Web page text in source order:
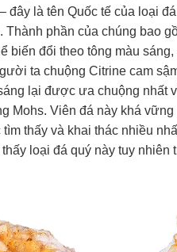
đây là tên Quốc tế của loại
Thành phần của chúng bao
biến đổi theo tông màu
ta chuộng Citrine cam
lại được ưa chuộng nhất
Mohs. Viên đá này khá
thấy và khai thác nhiều
loại đá quý này tuy